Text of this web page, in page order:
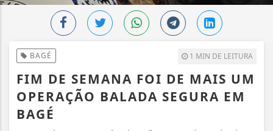
BAGÉ 1 MIN DE LEITURA
FIM DE SEMANA FOI DE MAIS UM
OPERAÇÃO BALADA SEGURA EM
BAGÉ